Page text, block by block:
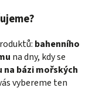
bahenního
na dny, kdy se
bázi mořských
vybereme ten